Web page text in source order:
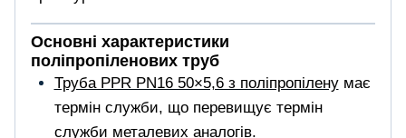
Основні характеристики
поліпропіленових труб
Труба PPR PN16 50×5,6 з поліпропіленумає
термін служби, що перевищує термін
служби металевих аналогів.